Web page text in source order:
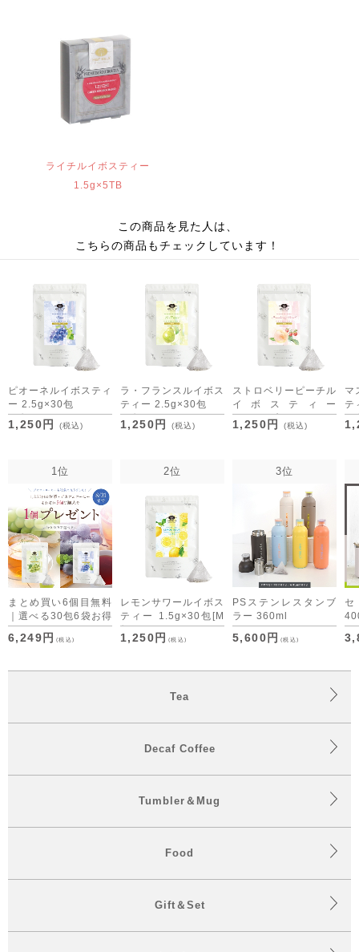
ライチルイボスティー
1.5g×5TB
この商品を見た人は、
こちらの商品もチェックしています！
ピオーネルイボスティ
ー 2.5g×30包
[M便 1/3]
1,250円 (税込)
ラ・フランスルイボス
ティー 2.5g×30包
[M便 1/3]
1,250円 (税込)
ストロベリーピーチル
イボスティー
2.5g×30包
[M便 1/3]
1,250円 (税込)
マ
テ
[M
1位
まとめ買い6個目無料
｜選べる30包6袋お得
セット デカフェコー
ヒーも仲間入り
6,249円 (税込)
2位
レモンサワールイボス
ティー 1.5g×30包 [M
便 1/3]
1,250円 (税込)
3位
PSステンレスタンブ
ラー 360ml
5,600円 (税込)
Tea
Decaf Coffee
Tumbler＆Mug
Food
Gift＆Set